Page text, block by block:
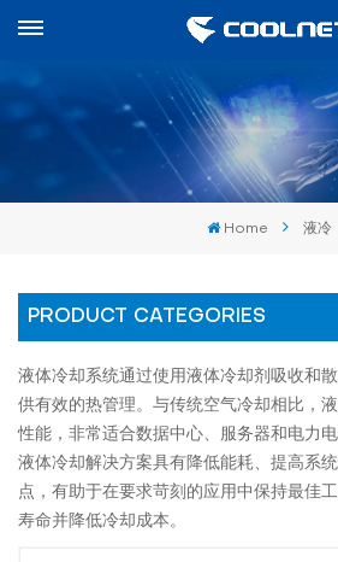
Home 液冷
PRODUCT CATEGORIES
液体冷却系统通过使用液体冷却剂吸收和
供有效的热管理。与传统空气冷却相比，
性能，非常适合数据中心、服务器和电力
液体冷却解决方案具有降低能耗、提高系
点，有助于在要求苛刻的应用中保持最佳
寿命并降低冷却成本。